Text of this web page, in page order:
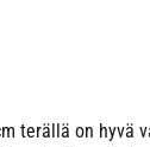
terällä on hyvä